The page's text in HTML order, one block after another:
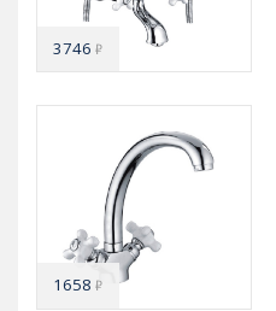
3746₽
1658₽